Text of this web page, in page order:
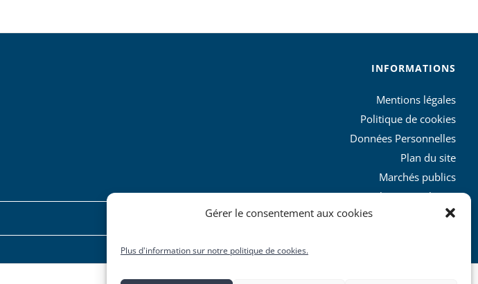
Gérer le consentement aux cookies
Plus d'information sur notre politique de cookies.
INFORMATIONS
Mentions légales
Politique de cookies
Données Personnelles
Plan du site
Marchés publics
Charte graphique
L’agglo recrute